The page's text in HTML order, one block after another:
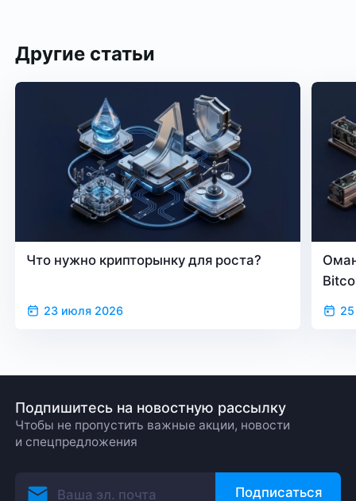
Другие статьи
Что нужно крипторынку для роста?
23 июля 2026
Подпишитесь на новостную рассылку
Чтобы не пропустить важные акции, новости
и спецпредложения
Подписаться